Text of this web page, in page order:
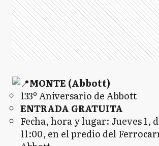
MONTE (Abbott)
133º Aniversario de Abbott
ENTRADA GRATUITA
Fecha, hora y lugar: Jueves 1,
11:00, en el predio del